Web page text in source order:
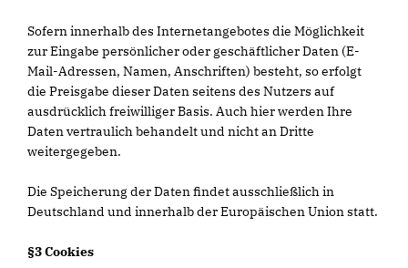
Sofern innerhalb des Internetangebotes die Möglichkeit
zur Eingabe persönlicher oder geschäftlicher Daten (E-
Mail-Adressen, Namen, Anschriften) besteht, so erfolgt
die Preisgabe dieser Daten seitens des Nutzers auf
ausdrücklich freiwilliger Basis. Auch hier werden Ihre
Daten vertraulich behandelt und nicht an Dritte
weitergegeben.
Die Speicherung der Daten findet ausschließlich in
Deutschland und innerhalb der Europäischen Union statt.
§3 Cookies